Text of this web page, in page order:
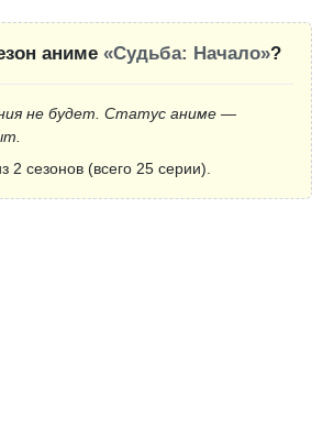
аниме «Судьба: Начало»?
не будет. Статус аниме —
2 сезонов (всего 25 серии).